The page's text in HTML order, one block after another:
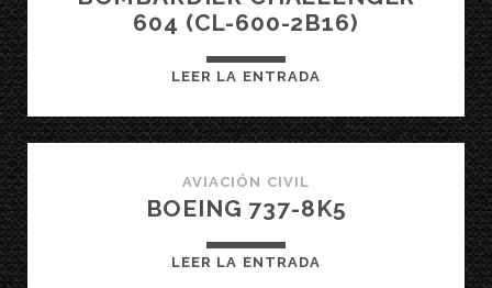
604 (CL-600-2B16)
LEER LA ENTRADA
604
2B16)
AVIACIÓN CIVIL
BOEING 737-8K5
LEER LA ENTRADA